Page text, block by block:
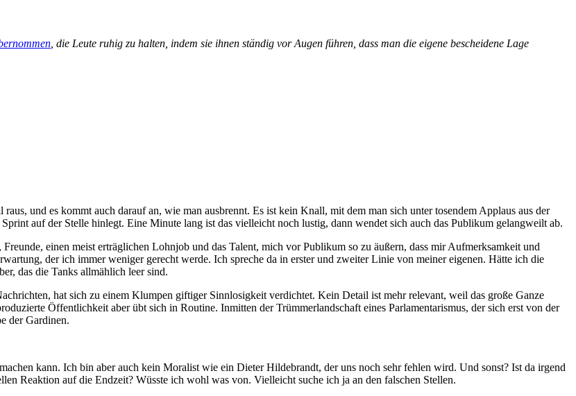
, die Leute ruhig zu halten, indem sie ihnen ständig vor Augen führen, dass man die eigene bescheidene Lage
und es kommt auch darauf an, wie man ausbrennt. Es ist kein Knall, mit dem man sich unter tosendem Applaus aus der
auf der Stelle hinlegt. Eine Minute lang ist das vielleicht noch lustig, dann wendet sich auch das Publikum gelangweilt ab.
einen meist erträglichen Lohnjob und das Talent, mich vor Publikum so zu äußern, dass mir Aufmerksamkeit und
der ich immer weniger gerecht werde. Ich spreche da in erster und zweiter Linie von meiner eigenen. Hätte ich die
das die Tanks allmählich leer sind.
hat sich zu einem Klumpen giftiger Sinnlosigkeit verdichtet. Kein Detail ist mehr relevant, weil das große Ganze
Öffentlichkeit aber übt sich in Routine. Inmitten der Trümmerlandschaft eines Parlamentarismus, der sich erst von der
der Gardinen.
kann. Ich bin aber auch kein Moralist wie ein Dieter Hildebrandt, der uns noch sehr fehlen wird. Und sonst? Ist da irgend
Reaktion auf die Endzeit? Wüsste ich wohl was von. Vielleicht suche ich ja an den falschen Stellen.